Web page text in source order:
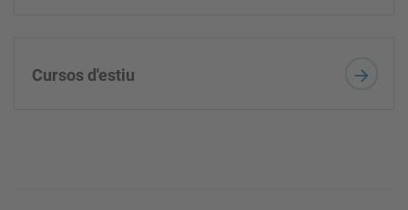
Cursos d'estiu